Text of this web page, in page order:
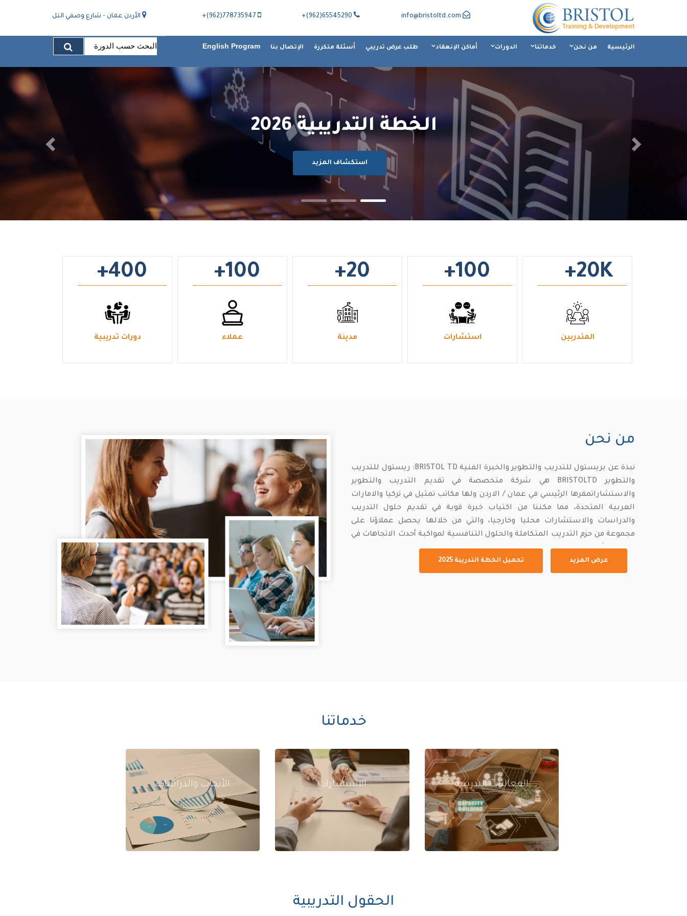
info@bristoltd.com
65545290(962)+
778735947(962)+ الأردن عمان - شارع وصفي التل
الرئيسية من نحن خدماتنا الدورات أماكن الإنعقاد طلب عرض تدريبي أسئلة متكررة الإتصال بنا English Program
أماكن التدريب
استكشاف المزيد
Previous Next
+20K
المتدربين
+100
استشارات
+20
مدينة
+100
عملاء
+400
دورات تدريبية
من نحن
نبذة عن بريستول للتدريب والتطوير والخبرة الفنية BRISTOL TD: ريستول للتدريب
والتطوير BRISTOLTD هي شركة متخصصة في تقديم التدريب والتطوير
والاستشاراتمقرها الرئيسي في عمان / الاردن ولها مكاتب تمثيل في تركيا والامارات
العربية المتحدة، مما مكننا من اكتياب خبرة قوية في تقديم حلول التدريب
والدراسات والاستشارات محليا وخارجيا، والتي من خلالها يحصل عملاؤنا على
مجموعة من حزم التدريب المتكاملة والحلول التنافسية لمواكبة أحدث الاتجاهات في
صناعة الأعمال. تقدم BRISTOL TD مجموعة متميزة من خدمات التدريب المتخصصة
(الدورات والبرامج وورش العمل والاستشارات التي تلبي احتياجات السوق وتهدف
دائما إلى صقل المهارات المهنية للأفراد ورفع مس...
عرض المزيد تحميل الخطة التدريبة 2025
خدماتنا
الفعاليات التدريبية الاستشارات الأبحاث والدراسات
الحقول التدريبية